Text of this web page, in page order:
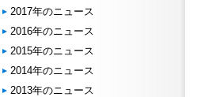
2017年のニュース
2016年のニュース
2015年のニュース
2014年のニュース
2013年のニュース